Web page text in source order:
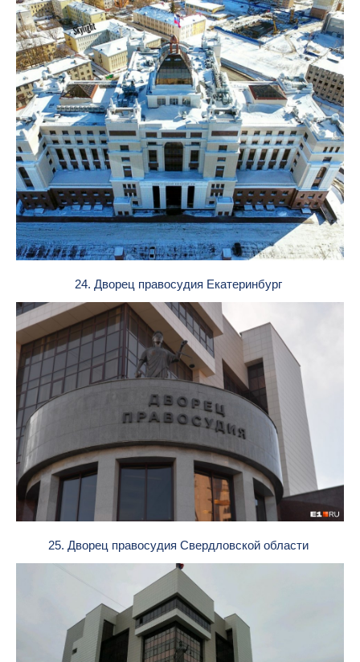
24. Дворец правосудия Екатеринбург
25. Дворец правосудия Свердловской области